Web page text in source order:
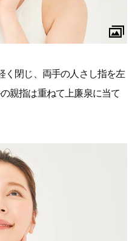
く閉じ、両手の人さし指を左
親指は重ねて上廉泉に当て